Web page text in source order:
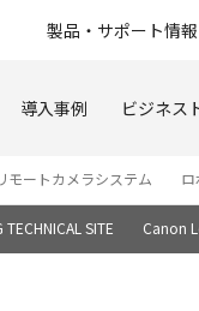
製品・サポート情報
導入事例 ビジネス
モートカメラシステム
TECHNICAL SITE Canon